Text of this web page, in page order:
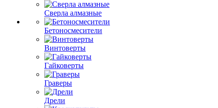
Сверла алмазные
Бетоносмесители
Винтоверты
Гайковерты
Граверы
Дрели